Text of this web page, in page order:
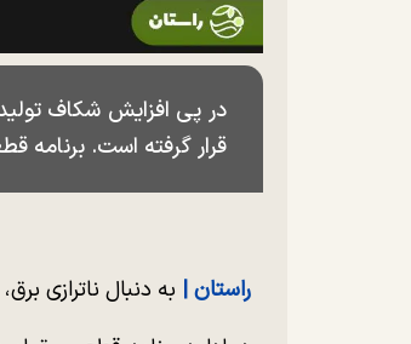
در پی افزایش شکاف
قرار گرفته است. برنامه
راستان | به دنبال ناترازی